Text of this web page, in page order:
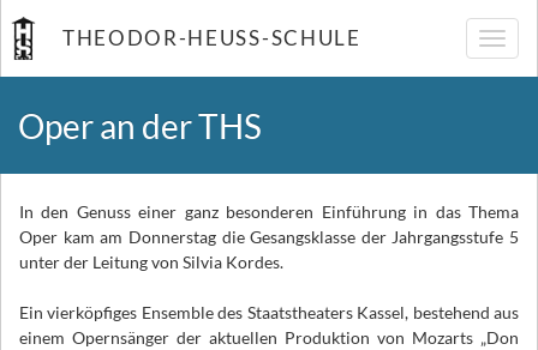
THEODOR-HEUSS-SCHULE
Oper an der THS
In den Genuss einer ganz besonderen Einführung in das Thema
Oper kam am Donnerstag die Gesangsklasse der Jahrgangsstufe 5
unter der Leitung von Silvia Kordes.
Ein vierköpfiges Ensemble des Staatstheaters Kassel, bestehend aus
einem Opernsänger der aktuellen Produktion von Mozarts „Don